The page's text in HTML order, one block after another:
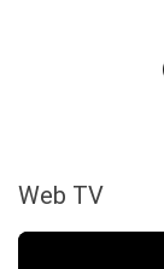
Web TV